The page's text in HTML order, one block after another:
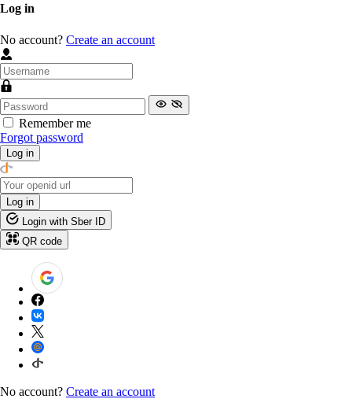
Log in
No account? Create an account
Remember me
Forgot password
Log in
Log in
Login with Sber ID
QR code
No account? Create an account